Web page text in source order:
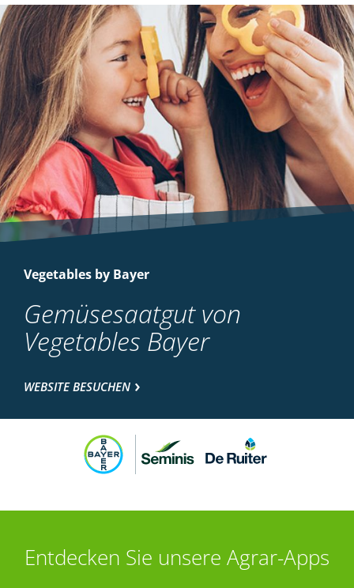
Vegetables by Bayer
Gemüsesaatgut von
Vegetables Bayer
WEBSITE BESUCHEN
Entdecken Sie unsere Agrar-Apps